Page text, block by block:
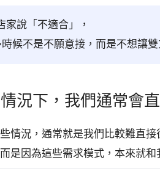
家說「不適合」，
候不是不願意接，而是不想讓
況下，我們通常會
情況，通常就是我們比較難直
是因為這些需求模式，本來就和